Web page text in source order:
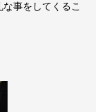
事をしてくるこ